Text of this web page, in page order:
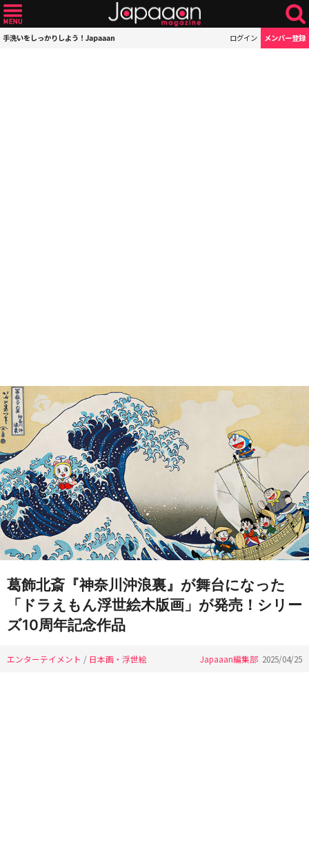
手洗いをしっかりしよう！Japaaan ログイン メンバー登録
葛飾北斎『神奈川沖浪裏』が舞台になった
「ドラえもん浮世絵木版画」が発売！シリー
ズ10周年記念作品
エンターテイメント / 日本画・浮世絵 Japaaan編集部 2025/04/25